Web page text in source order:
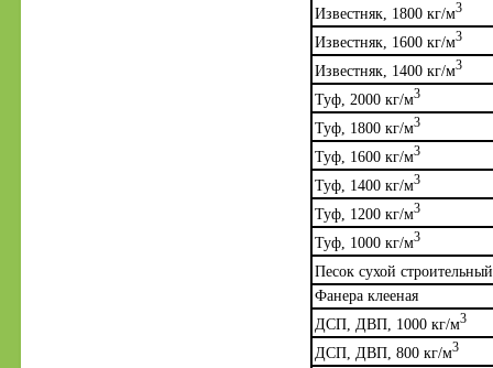
Известняк, 1800 кг/м3
Известняк, 1600 кг/м3
Известняк, 1400 кг/м3
Туф, 2000 кг/м3
Туф, 1800 кг/м3
Туф, 1600 кг/м3
Туф, 1400 кг/м3
Туф, 1200 кг/м3
Туф, 1000 кг/м3
Песок сухой
Фанера клееная
ДСП, ДВП, 1000 кг/м3
ДСП, ДВП, 800 кг/м3